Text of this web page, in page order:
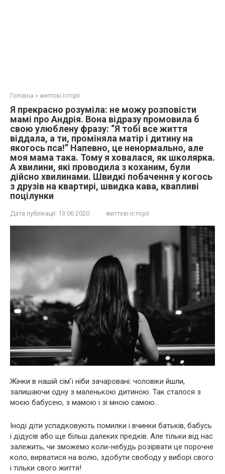
Головна » життєві історії
Я прекрасно розуміла: не можу розповісти
мамі про Андрія. Вона відразу промовила б
свою улюблену фразу: “Я тобі все життя
віддала, а ти, проміняла матір і дитину на
якогось пса!” Напевно, це ненормально, але
моя мама така. Тому я ховалася, як школярка.
А хвилини, які проводила з коханим, були
дійсно хвилинами. Швидкі побачення у когось
з друзів на квартирі, швидка кава, квапливі
поцілунки
Дата публікації: 13.06.2020 життєві історії
Жінки в нашій сім’ї ніби зачаровані: чоловіки йшли,
залишаючи одну з маленькою дитиною. Так сталося з
моєю бабусею, з мамою і зі мною самою…
Іноді діти успадковують помилки і вчинки батьків, бабусь
і дідусів або ще більш далеких предків. Але тільки від нас
залежить, чи зможемо коли-небудь розірвати це порочне
коло, вирватися на волю, здобути свободу у виборі свого
і тільки свого життя!